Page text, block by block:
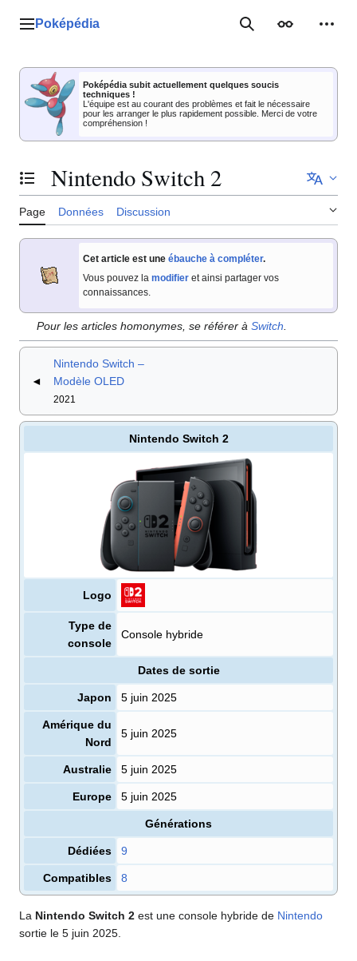
Menu principal
Poképédia RechercherApparence
Poképédia subit actuellement quelques soucis
techniques !
L'équipe est au courant des problèmes et fait le nécessaire
pour les arranger le plus rapidement possible. Merci de votre
compréhension !
Basculer la table des matières
Nintendo Switch 2
Page Données Discussion
Cet article est une ébauche à compléter.
Vous pouvez la modifier et ainsi partager vos
connaissances.
Pour les articles homonymes, se référer àSwitch
◄
Nintendo Switch –
Modèle OLED
2021
Nintendo Switch 2
Logo
Type de
console
Console hybride
Dates de sortie
Japon 5 juin 2025
Amérique du
Nord
5 juin 2025
Australie 5 juin 2025
Europe 5 juin 2025
Générations
Dédiées 9
Compatibles 8
La Nintendo Switch 2 est une console hybride de Nintendo
sortie le 5 juin 2025.